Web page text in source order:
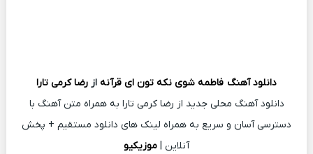
دانلود آهنگ فاطمه شوی نکه تون ای قرآنه از رضا کرمی تارا
دانلود آهنگ محلی جدید از رضا کرمی تارا به همراه متن آهنگ با
دسترسی آسان و سریع به همراه لینک های دانلود مستقیم + پخش
آنلاین | موزیکیو